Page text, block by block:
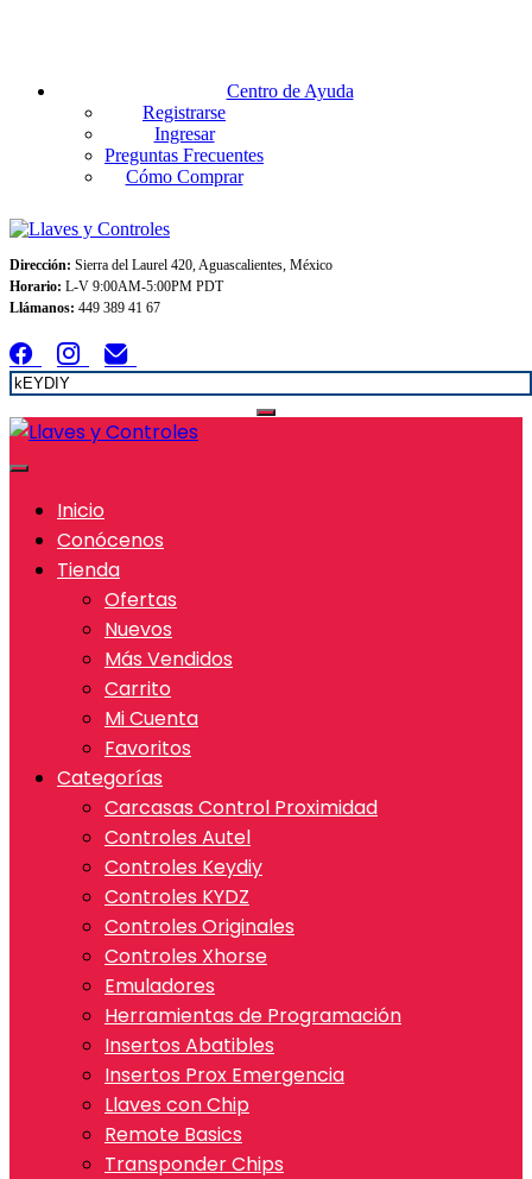
Centro de Ayuda
Registrarse
Ingresar
Preguntas Frecuentes
Cómo Comprar
Dirección: Sierra del Laurel 420, Aguascalientes, México
Horario: L-V 9:00AM-5:00PM PDT
Llámanos: 449 389 41 67
Inicio
Conócenos
Tienda
Ofertas
Nuevos
Más Vendidos
Carrito
Mi Cuenta
Favoritos
Categorías
Carcasas Control Proximidad
Controles Autel
Controles Keydiy
Controles KYDZ
Controles Originales
Controles Xhorse
Emuladores
Herramientas de Programación
Insertos Abatibles
Insertos Prox Emergencia
Llaves con Chip
Remote Basics
Transponder Chips